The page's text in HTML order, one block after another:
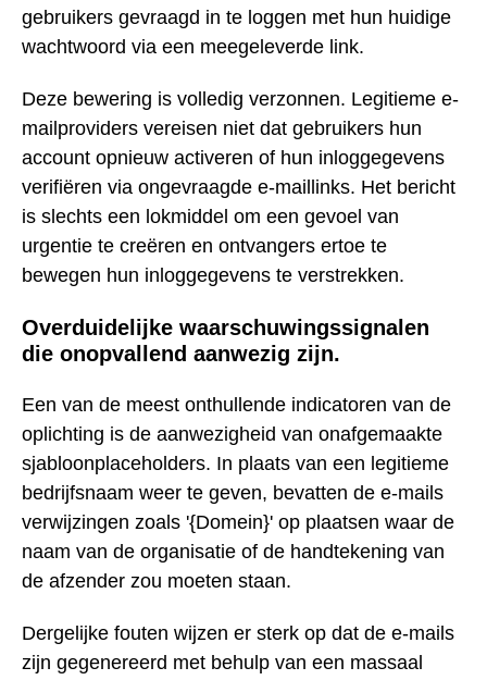
gebruikers gevraagd in te loggen met hun huidige
wachtwoord via een meegeleverde link.
Deze bewering is volledig verzonnen. Legitieme e-
mailproviders vereisen niet dat gebruikers hun
account opnieuw activeren of hun inloggegevens
verifiëren via ongevraagde e-maillinks. Het bericht
is slechts een lokmiddel om een gevoel van
urgentie te creëren en ontvangers ertoe te
bewegen hun inloggegevens te verstrekken.
Overduidelijke waarschuwingssignalen
die onopvallend aanwezig zijn.
Een van de meest onthullende indicatoren van de
oplichting is de aanwezigheid van onafgemaakte
sjabloonplaceholders. In plaats van een legitieme
bedrijfsnaam weer te geven, bevatten de e-mails
verwijzingen zoals '{Domein}' op plaatsen waar de
naam van de organisatie of de handtekening van
de afzender zou moeten staan.
Dergelijke fouten wijzen er sterk op dat de e-mails
zijn gegenereerd met behulp van een massaal